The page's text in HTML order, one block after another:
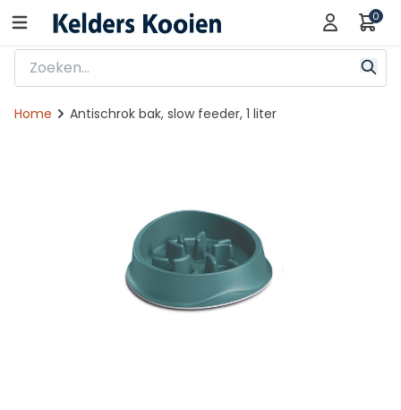
0
Home Antischrok bak, slow feeder, 1 liter